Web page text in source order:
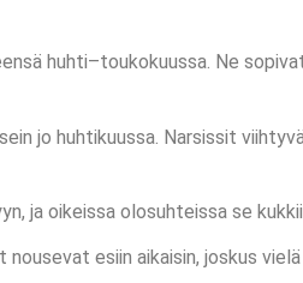
huhti–toukokuussa. Ne
jo huhtikuussa. Narsissit
ja oikeissa olosuhteissa se
esiin aikaisin, joskus